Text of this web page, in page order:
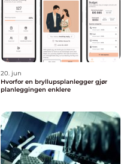
20. jun
Hvorfor en bryllupsplanlegger gjør
planleggingen enklere